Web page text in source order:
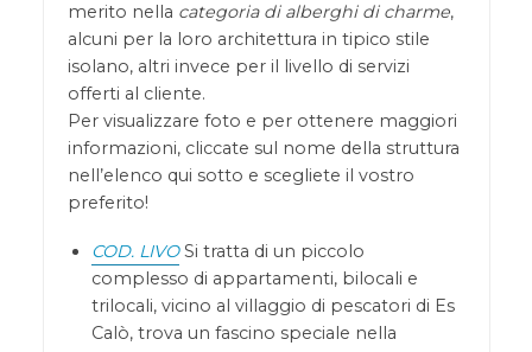
merito nella categoria di alberghi di charme,
alcuni per la loro architettura in tipico stile
isolano, altri invece per il livello di servizi
offerti al cliente.
Per visualizzare foto e per ottenere maggiori
informazioni, cliccate sul nome della struttura
nell’elenco qui sotto e scegliete il vostro
preferito!
COD. LIVO Si tratta di un piccolo
complesso di appartamenti, bilocali e
trilocali, vicino al villaggio di pescatori di Es
Calò, trova un fascino speciale nella